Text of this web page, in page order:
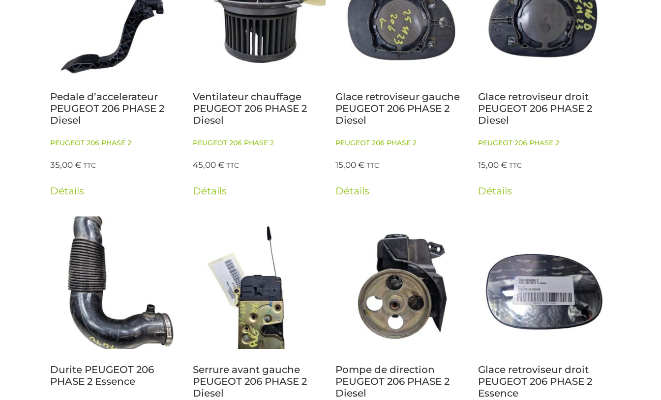
Pedale d’accelerateur
PEUGEOT 206 PHASE 2
Diesel
PEUGEOT 206 PHASE 2
35,00€ TTC
Détails
Ventilateur chauffage
PEUGEOT 206 PHASE 2
Diesel
PEUGEOT 206 PHASE 2
45,00€ TTC
Détails
Glace retroviseur gauche
PEUGEOT 206 PHASE 2
Diesel
PEUGEOT 206 PHASE 2
15,00€ TTC
Détails
Glace retroviseur droit
PEUGEOT 206 PHASE 2
Diesel
PEUGEOT 206 PHASE 2
15,00€ TTC
Détails
Durite PEUGEOT 206
PHASE 2 Essence
Serrure avant gauche
PEUGEOT 206 PHASE 2
Diesel
Pompe de direction
PEUGEOT 206 PHASE 2
Diesel
Glace retroviseur droit
PEUGEOT 206 PHASE 2
Essence